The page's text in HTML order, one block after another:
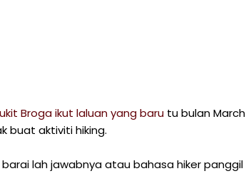
Broga ikut laluan yang baru tu bulan March
buat aktiviti hiking.
lah jawabnya atau bahasa hiker panggil